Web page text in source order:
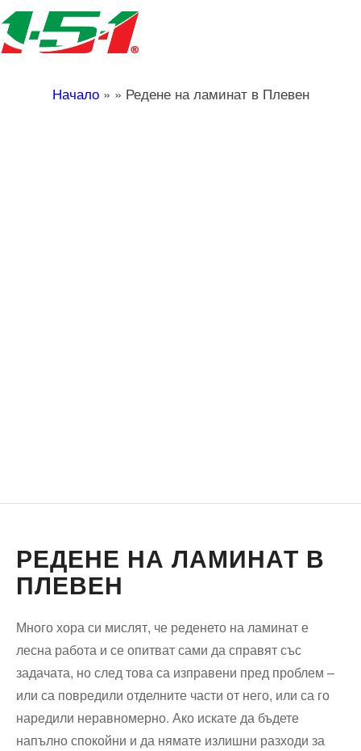
Начало» » Редене на ламинат в Плевен
РЕДЕНЕ НА ЛАМИНАТ В
ПЛЕВЕН
Много хора си мислят, че реденето на ламинат е
лесна работа и се опитват сами да справят със
задачата, но след това са изправени пред проблем –
или са повредили отделните части от него, или са го
наредили неравномерно. Ако искате да бъдете
напълно спокойни и да нямате излишни разходи за